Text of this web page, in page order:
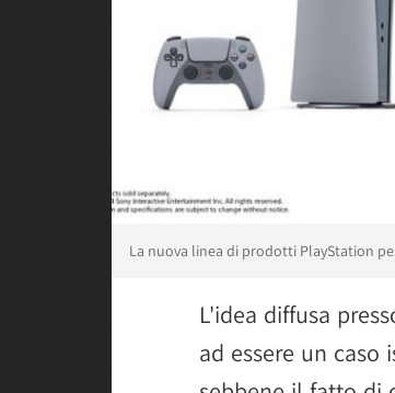
La nuova linea di prodotti PlayStation
L'idea diffusa
ad essere un caso